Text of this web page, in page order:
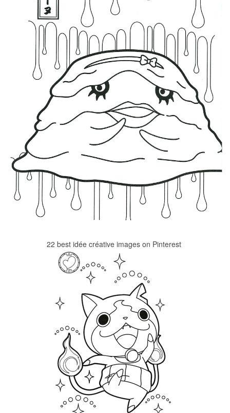
22 best idée créative images on Pinterest